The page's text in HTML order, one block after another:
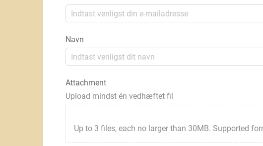
Navn
Attachment
Upload mindst én vedhæftet fil
Up to 3 files, each no larger than 30MB. Supported